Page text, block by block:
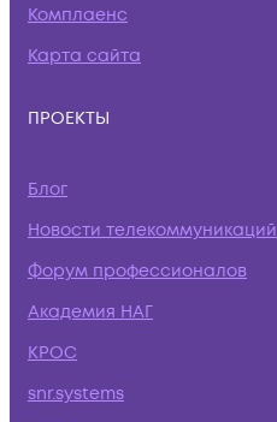
Комплаенс
Карта сайта
ПРОЕКТЫ
Блог
Новости телекоммуникаций
Форум профессионалов
Академия НАГ
КРОС
snr.systems